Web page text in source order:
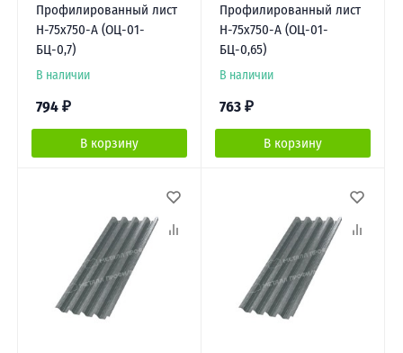
Профилированный лист
Н-75х750-A (ОЦ-01-
БЦ-0,7)
В наличии
794 ₽
В корзину
Профилированный лист
Н-75х750-A (ОЦ-01-
БЦ-0,65)
В наличии
763 ₽
В корзину